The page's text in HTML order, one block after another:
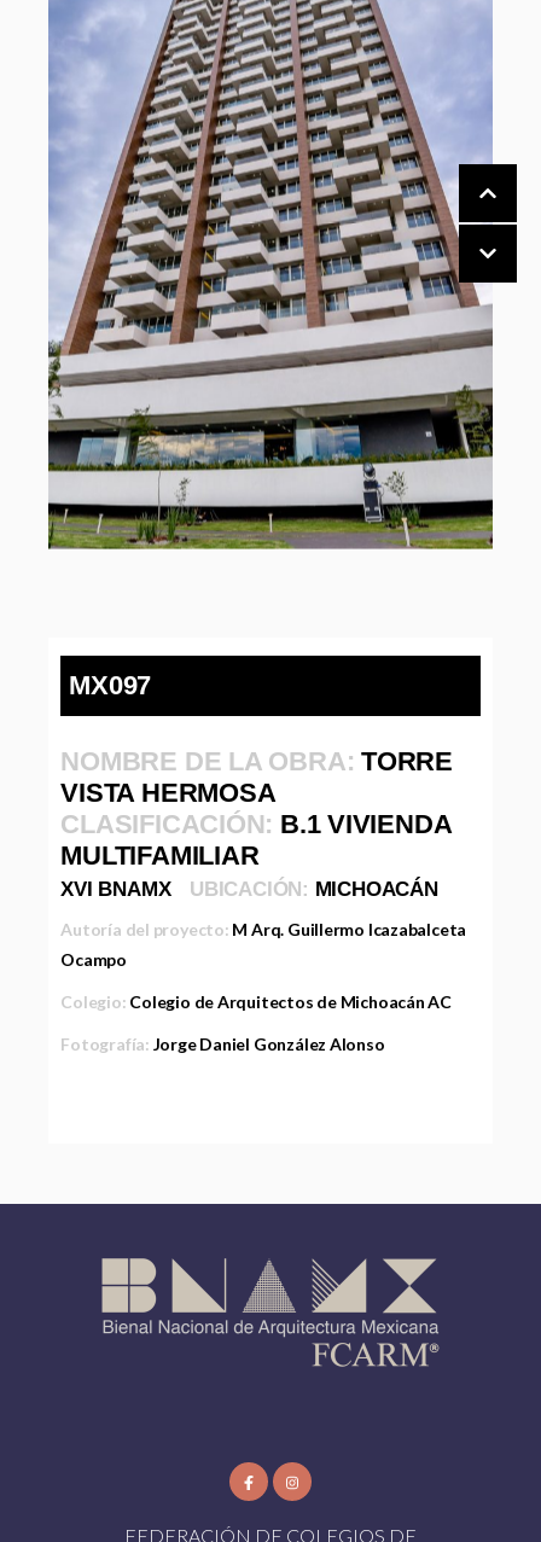
MX097
NOMBRE DE LA OBRA:TORRE
VISTA HERMOSA
CLASIFICACIÓN: B.1 VIVIENDA
MULTIFAMILIAR
XVI BNAMX UBICACIÓN: MICHOACÁN
Autoría del proyecto: M Arq. Guillermo Icazabalceta
Ocampo
Colegio: Colegio de Arquitectos de Michoacán AC
Fotografía: Jorge Daniel González Alonso
FEDERACIÓN DE COLEGIOS DE